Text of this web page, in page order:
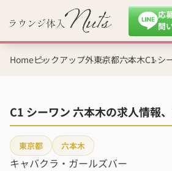
応
問
Homeピックアップ外東京都六本木C1 シ
C1 シーワン 六本木の求人情報
東京都 六本木
キャバクラ・ガールズバー